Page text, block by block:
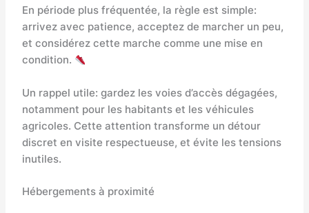
En période plus fréquentée, la règle est simple:
arrivez avec patience, acceptez de marcher un peu,
et considérez cette marche comme une mise en
condition.
Un rappel utile: gardez les voies d’accès dégagées,
notamment pour les habitants et les véhicules
agricoles. Cette attention transforme un détour
discret en visite respectueuse, et évite les tensions
inutiles.
Hébergements à proximité